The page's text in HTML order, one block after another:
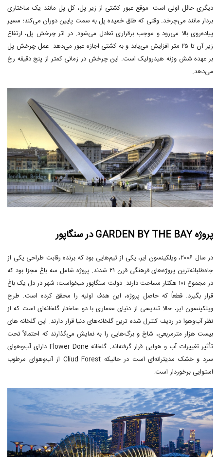
دیگری حائل اولی است. موقع عبور کشتی از زیر پل، کل پل مانند یک ساختاری
بردار مانند می‌چرخد. وقتی که طاق خمیده پل به سمت پایین دوران می‌کند؛ مسیر
پیاده‌روی بالا می‌رود و موجب برقراری تعادل می‌شود. در اثر چرخش پل، ارتفاع
زیر آن تا ۲۵ متر افزایش می‌یابد و به کشتی اجازه عبور می‌دهد. عمل چرخش پل
بر عهده شش وزنه هیدرولیک است. این چرخش در زمانی کمتر از پنج دقیقه رخ
می‌دهد.
پروژه GARDEN BY THE BAY در سنگاپور
در سال ۲۰۰۶، ویلکینسون ایر، یکی از تیم‌هایی بود که برنده رقابت طراحی یکی از
جاه‌طلبانه‌ترین پروژه‌های فرهنگی قرن ۲۱ شدند. پروژه شامل سه باغ مجزا بود که
در مجموع ۱۰۱ هکتار مساحت دارند. دولت سنگاپور میخواست؛ شهر در دل یک باغ
قرار بگیرد. قطعاً که حاصل پروژه، این هدف اولیه را محقق کرده است. طرح
ویلکینسون ایر، حالا تندیسی از دنیای معماری با دو ساختار گلخانه‌ای است که از
نظر آب‌وهوا در ردیف کنترل شده ترین گلخانه‌های دنیا قرار دارند. این گلخانه های
بیست هزار مترمربعی، شاخ و برگ‌هایی را به نمایش می‌گذارند که احتمالاً تحت
تأثیر تغییرات آب و هوایی قرار گرفته‌اند. گلخانه Flower Done دارای آب‌وهوای
سرد و خشک مدیترانه‌ای است در حالیکه Cliud Forest از آب‌وهوای مرطوب
استوایی برخوردار است.